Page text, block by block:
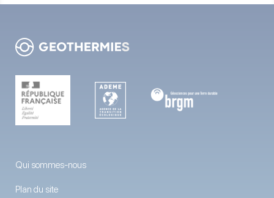
Qui sommes-nous
Plan du site